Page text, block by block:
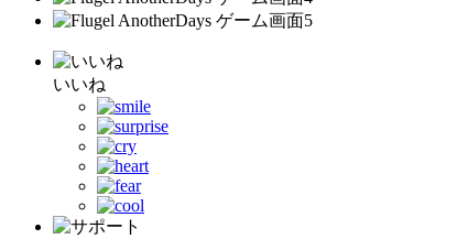
いいね